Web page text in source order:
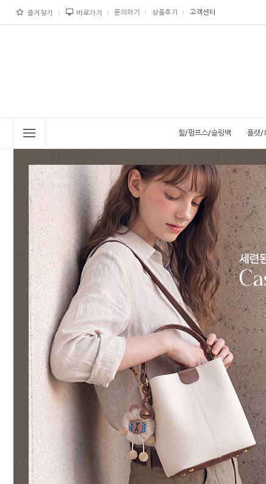
즐겨찾기 바로가기 문의하기 상품후기 고객센터
힐/펌프스/슬링백 플랫/